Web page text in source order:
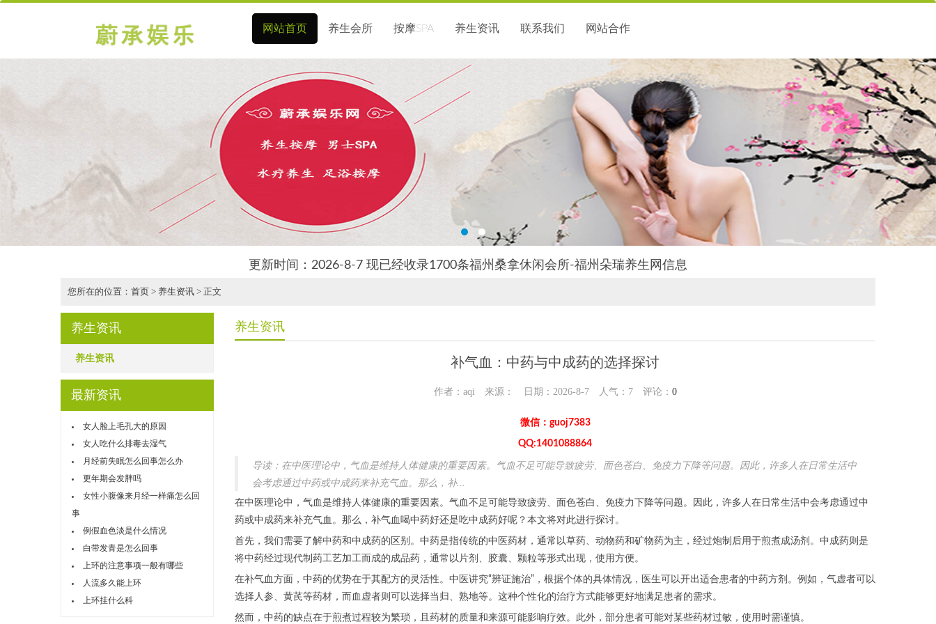
网站首页 养生会所 按摩SPA 养生资讯 联系我们 网站合作
更新时间：2026-8-7 现已经收录1700条福州桑拿休闲会所-福州朵瑞养生网信息
您所在的位置： 首页 > 养生资讯 > 正文
养生资讯
养生资讯
最新资讯
女人脸上毛孔大的原因
女人吃什么排毒去湿气
月经前失眠怎么回事怎么办
更年期会发胖吗
女性小腹像来月经一样痛怎么回
事
例假血色淡是什么情况
白带发青是怎么回事
上环的注意事项一般有哪些
人流多久能上环
上环挂什么科
养生资讯
补气血：中药与中成药的选择探讨
作者：aqi 来源： 日期：2026-8-7 人气： 7评论： 0
微信：guoj7383
QQ:1401088864
导读：在中医理论中，气血是维持人体健康的重要因素。气血不足可能导致疲劳、面色苍白、免疫力下降等问题。因此，许多人在日常生活中
会考虑通过中药或中成药来补充气血。那么，补...
在中医理论中，气血是维持人体健康的重要因素。气血不足可能导致疲劳、面色苍白、免疫力下降等问题。因此，许多人在日常生活中会考虑通过中
药或中成药来补充气血。那么，补气血喝中药好还是吃中成药好呢？本文将对此进行探讨。
首先，我们需要了解中药和中成药的区别。中药是指传统的中医药材，通常以草药、动物药和矿物药为主，经过炮制后用于煎煮成汤剂。中成药则是
将中药经过现代制药工艺加工而成的成品药，通常以片剂、胶囊、颗粒等形式出现，使用方便。
在补气血方面，中药的优势在于其配方的灵活性。中医讲究“辨证施治”，根据个体的具体情况，医生可以开出适合患者的中药方剂。例如，气虚者可以
选择人参、黄芪等药材，而血虚者则可以选择当归、熟地等。这种个性化的治疗方式能够更好地满足患者的需求。
然而，中药的缺点在于煎煮过程较为繁琐，且药材的质量和来源可能影响疗效。此外，部分患者可能对某些药材过敏，使用时需谨慎。